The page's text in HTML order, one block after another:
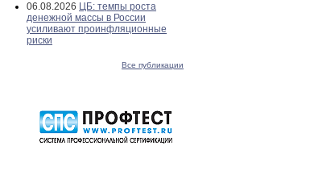
06.08.2026 ЦБ: темпы роста
денежной массы в России
усиливают проинфляционные
риски
Все публикации